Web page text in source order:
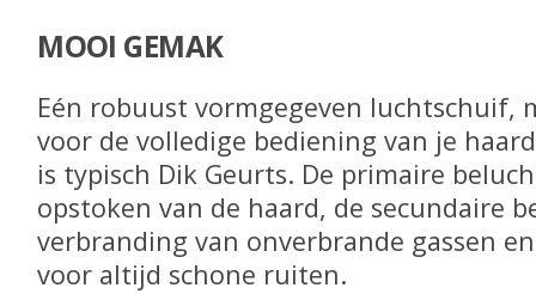
MOOI GEMAK
Eén robuust vormgegeven luchtschuif,
voor de volledige bediening van je
is typisch Dik Geurts. De primaire
opstoken van de haard, de secundaire
verbranding van onverbrande gassen
voor altijd schone ruiten.